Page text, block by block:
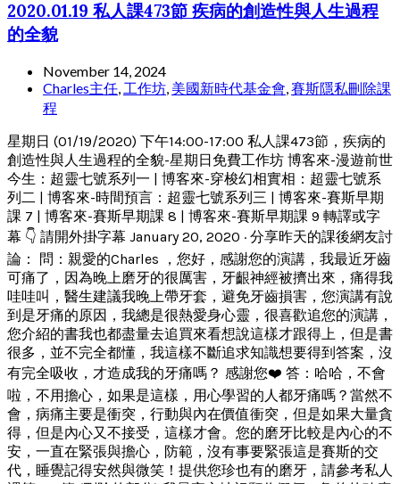
2020.01.19 私人課473節 疾病的創造性與人生過程
的全貌
November 14, 2024
Charles主任, 工作坊, 美國新時代基金會,賽斯隱私刪除課
程
星期日 (01/19/2020) 下午14:00-17:00 私人課473節，疾病的
創造性與人生過程的全貌-星期日免費工作坊 博客來-漫遊前世
今生：超靈七號系列一 | 博客來-穿梭幻相實相：超靈七號系
列二 | 博客來-時間預言：超靈七號系列三 | 博客來-賽斯早期
課 7 | 博客來-賽斯早期課 8 | 博客來-賽斯早期課 9 轉譯或字
幕 👇 請開外掛字幕 January 20, 2020 · 分享昨天的課後網友討
論： 問：親愛的Charles ，您好，感謝您的演講，我最近牙齒
可痛了，因為晚上磨牙的很厲害，牙齦神經被擠出來，痛得我
哇哇叫，醫生建議我晚上帶牙套，避免牙齒損害，您演講有說
到是牙痛的原因，我總是很熱愛身心靈，很喜歡追您的演講，
您介紹的書我也都盡量去追買來看想說這樣才跟得上，但是書
很多，並不完全都懂，我這樣不斷追求知識想要得到答案，沒
有完全吸收，才造成我的牙痛嗎？ 感謝您❤️ 答：哈哈，不會
啦，不用擔心，如果是這樣，用心學習的人都牙痛嗎？當然不
會，病痛主要是衝突，行動與內在價值衝突，但是如果大量貪
得，但是內心又不接受，這樣才會。您的磨牙比較是內心的不
安，一直在緊張與擔心，防範，沒有事要緊張這是賽斯的交
代，睡覺記得安然與微笑！提供您珍也有的磨牙，請參考私人